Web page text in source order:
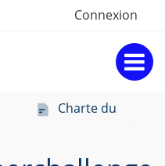
Connexion
Charte du